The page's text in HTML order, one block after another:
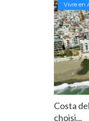
Vivre en
Costa
choisi...